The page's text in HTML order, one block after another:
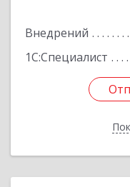
Внедрений
1С:Специалист